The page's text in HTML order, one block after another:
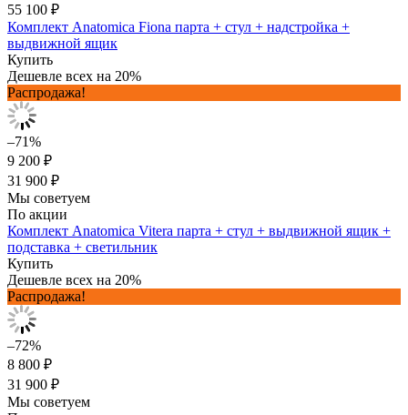
55 100 ₽
Комплект Anatomica Fiona парта + стул + надстройка +
выдвижной ящик
Купить
Дешевле всех на 20%
Распродажа!
–71%
9 200 ₽
31 900 ₽
Мы советуем
По акции
Комплект Anatomica Vitera парта + стул + выдвижной ящик +
подставка + светильник
Купить
Дешевле всех на 20%
Распродажа!
–72%
8 800 ₽
31 900 ₽
Мы советуем